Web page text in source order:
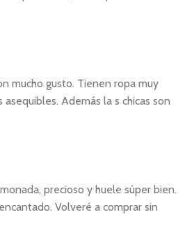
mucho gusto. Tienen ropa muy
Además la s chicas son
precioso y huele súper bien.
Volveré a comprar sin